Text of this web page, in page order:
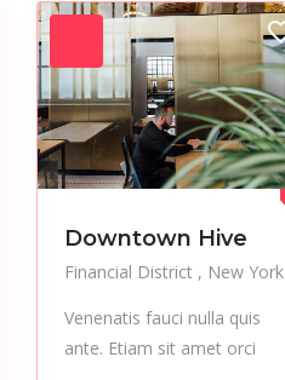
Pedicure
Sculptures
Streetwear
Trekking
Downtown Hive
Financial District
New York
Venenatis fauci nulla quis
ante. Etiam sit amet orci